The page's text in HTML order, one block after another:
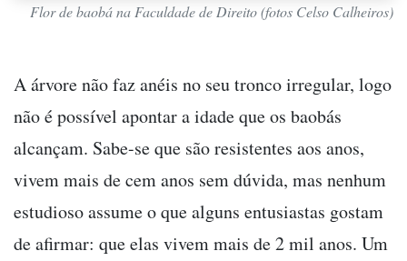
Flor de baobá na Faculdade de Direito (fotos Celso Calheiros)
A árvore não faz anéis no seu tronco irregular, logo
não é possível apontar a idade que os baobás
alcançam. Sabe-se que são resistentes aos anos,
vivem mais de cem anos sem dúvida, mas nenhum
estudioso assume o que alguns entusiastas gostam
de afirmar: que elas vivem mais de 2 mil anos. Um